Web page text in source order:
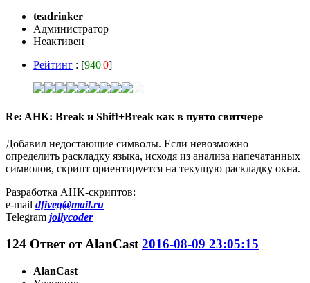
teadrinker
Администратор
Неактивен
Рейтинг : [940|0]
Re: AHK: Break и Shift+Break как в пунто свитчере
Добавил недостающие символы. Если невозможно
определить раскладку языка, исходя из анализа напечатанных
символов, скрипт ориентируется на текущую раскладку окна.
Разработка AHK-скриптов:
e-mail dfiveg@mail.ru
Telegram jollycoder
124 Ответ от AlanCast 2016-08-09 23:05:15
AlanCast